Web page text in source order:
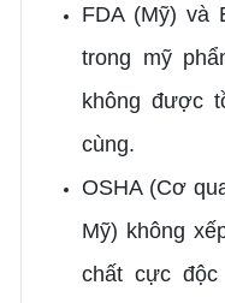
FDA (Mỹ) và
trong mỹ
không được
cùng.
OSHA (Cơ
Mỹ) không
chất cực